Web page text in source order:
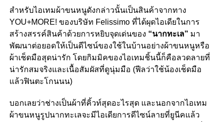
สำหรับไอเทมผ้าขนหนูดังกล่าวนั้นเป็นสินค้าจากทาง
YOU+MORE! ของบริษัท Felissimo ที่ได้ผุดไอเดียในการ
สร้างสรรค์สินค้าด้วยการหยิบจุดเด่นของ “นากทะเล” มา
พัฒนาต่อยอดให้เป็นดีไซน์ของใช้ในบ้านอย่างผ้าขนหนูหรือ
ผ้าเช็ดมือสุดน่ารัก โดยกิมมิคของไอเทมชิ้นนี้ก็คือลวดลายที่
น่ารักสมจริงและเนื้อสัมผัสที่ดูนุ่มมือ (ฟีลว่าใช้น้องเช็ดมือ
แล้วฟินตะโกนนน)
บอกเลยว่าช่างเป็นผ้าที่คิ้วท์สุดอะไรสุด และนอกจากไอเทม
ผ้าขนหนูรูปนากทะเลจะมีไอเดียการดีไซน์ลายที่ยูนีคแล้ว